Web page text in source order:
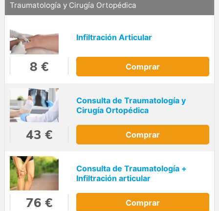
Traumatología y Cirugía Ortopédica
Infiltración Articular
8 € Comprar
Consulta de Traumatología y
Cirugía Ortopédica
43 € Comprar
Consulta de Traumatología +
Infiltración articular
76 € Comprar